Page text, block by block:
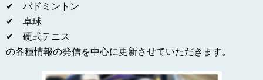
✔ バドミントン
✔ 卓球
✔ 硬式テニス
の各種情報の発信を中心に更新させていただきます。